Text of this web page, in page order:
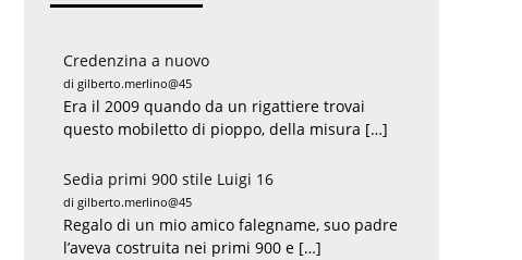
Credenzina a nuovo
di gilberto.merlino@45
Era il 2009 quando da un rigattiere trovai
questo mobiletto di pioppo, della misura […]
Sedia primi 900 stile Luigi 16
di gilberto.merlino@45
Regalo di un mio amico falegname, suo padre
l’aveva costruita nei primi 900 e […]